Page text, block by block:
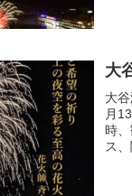
大
大
月
時
ス